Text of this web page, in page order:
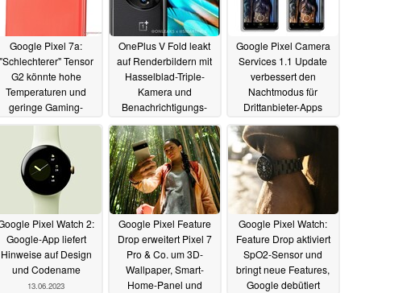
Google Pixel 7a:
"Schlechterer" Tensor
G2 könnte hohe
Temperaturen und
geringe Gaming-
20.06.2023
OnePlus V Fold leakt
auf Renderbildern mit
Hasselblad-Triple-
Kamera und
Benachrichtigungs-
20.06.2023
Google Pixel Camera
Services 1.1 Update
verbessert den
Nachtmodus für
Drittanbieter-Apps
19.06.2023
Pixel Watch 2:
Google-App liefert
Hinweise auf Design
und Codename
13.06.2023
Google Pixel Feature
Drop erweitert Pixel 7
Pro & Co. um 3D-
Wallpaper, Smart-
Home-Panel und
Google Pixel Watch:
Feature Drop aktiviert
SpO2-Sensor und
bringt neue Features,
Google debütiert